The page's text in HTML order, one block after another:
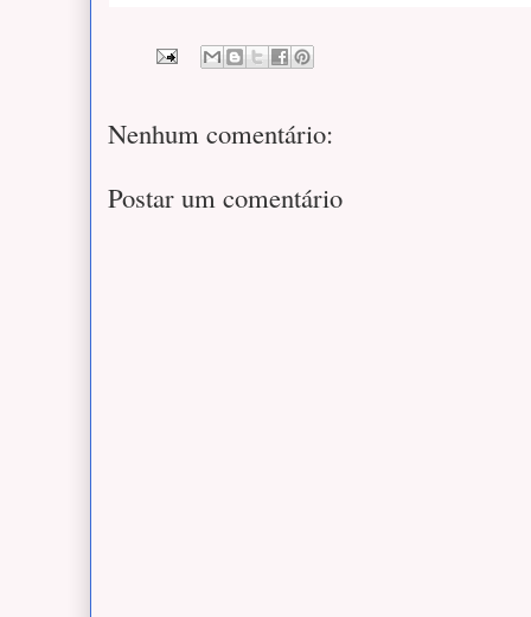
Nenhum comentário:
Postar um comentário